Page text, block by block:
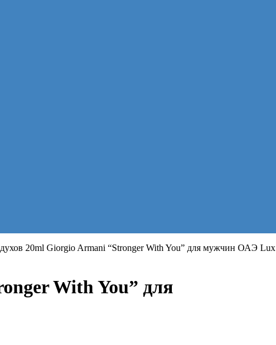
20ml Giorgio Armani “Stronger With You” для мужчин ОАЭ Lux
With You” для